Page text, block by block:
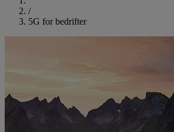
/
5G for bedrifter